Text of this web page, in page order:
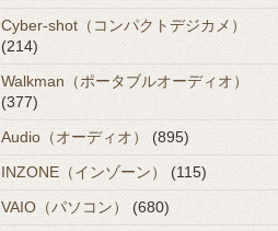
Cyber-shot（コンパクトデジカメ）
(214)
Walkman（ポータブルオーディオ）
(377)
Audio（オーディオ）
(895)
INZONE（インゾーン）
(115)
VAIO（パソコン）
(680)